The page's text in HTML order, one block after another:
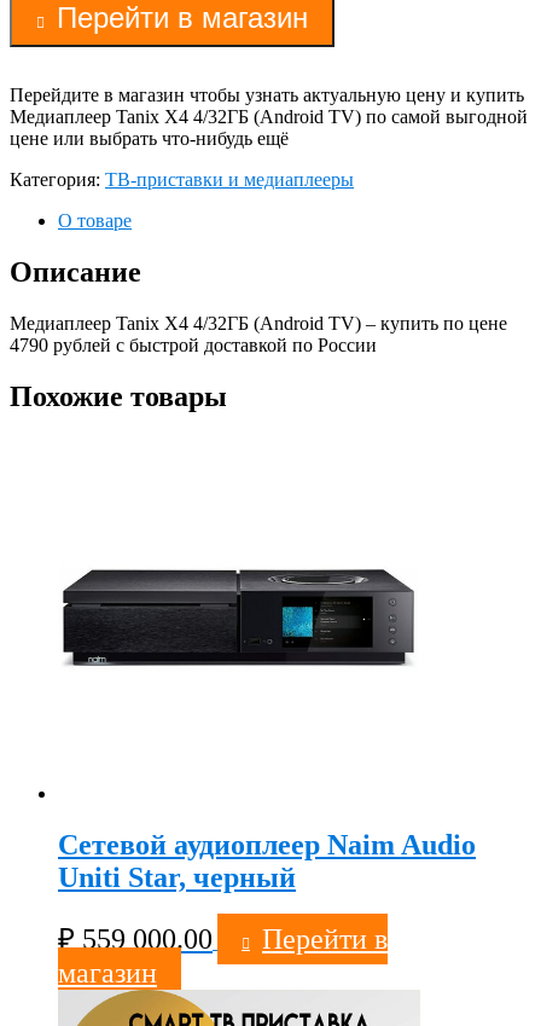
Перейти в магазин
Перейдите в магазин чтобы узнать актуальную цену и купить
Медиаплеер Tanix X4 4/32ГБ (Android TV) по самой выгодной
цене или выбрать что-нибудь ещё
Категория: ТВ-приставки и медиаплееры
О товаре
Описание
Медиаплеер Tanix X4 4/32ГБ (Android TV) – купить по цене
4790 рублей с быстрой доставкой по России
Похожие товары
Сетевой аудиоплеер Naim Audio
Uniti Star, черный
₽559 000.00
Перейти в
магазин